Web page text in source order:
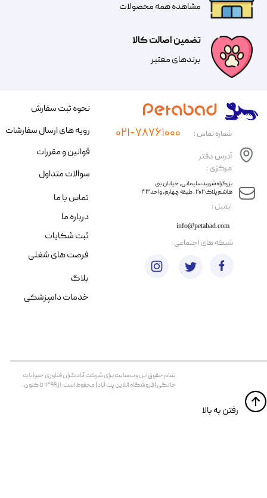
تضمین اصالت کالا
​​برندهای معتبر​​​​​​​
مشاهده همه محصولات
​ایمیل :
آدرس دفتر
مرکزی :
info@petabad.com
​​بزرگراه شهید سلیمانی، خیابان بنی
هاشم پلاک ۲۰۲ ، طبقه چهارم، واحد ۴۳
شماره تماس : ۰۲۱-۷۸۷۶۱۰۰۰
تمام حقوق اين وب‌سايت برای شرکت آبادگران فناوری حیوانات
خانگی (فروشگاه آنلاین پت آباد) محفوظ است. از ۱۳۹۹ تا کنون.
​​رفتن به بالا
نحوه ثبت سفارش
رویه های ارسال سفارشات
قوانین و مقررات
سوالات متداول
تماس با ما
درباره ما
ثبت شکایات
فرصت های شغلی
​شبکه های اجتماعی :
بلاگ
خدمات دامپزشکی